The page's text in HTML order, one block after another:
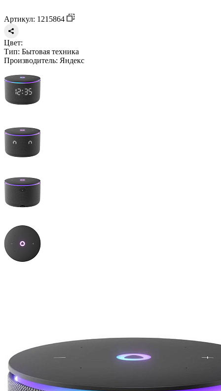
Артикул: 1215864
Цвет:
Тип: Бытовая техника
Производитель: Яндекс